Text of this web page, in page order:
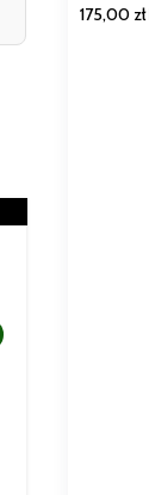
175,00 zł